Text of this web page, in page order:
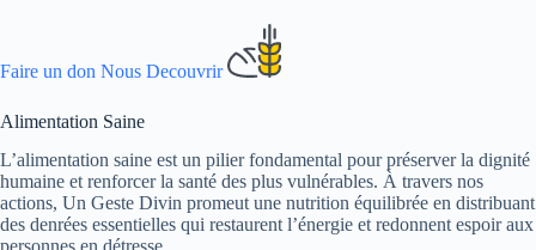
Faire un don Nous Decouvrir
Alimentation Saine
L’alimentation saine est un pilier fondamental pour préserver la dignité
humaine et renforcer la santé des plus vulnérables. À travers nos
actions, Un Geste Divin promeut une nutrition équilibrée en distribuant
des denrées essentielles qui restaurent l’énergie et redonnent espoir aux